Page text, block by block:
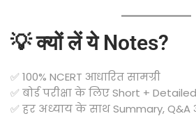
💡 क्यों लें ये Notes?
✅ 100% NCERT आधारित सामग्री
✅ बोर्ड परीक्षा के लिए Short +
✅ हर अध्याय के साथ Summary, Q&A